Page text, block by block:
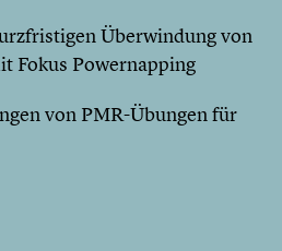
Überwindung von
Fokus Powernapping
von PMR-Übungen für